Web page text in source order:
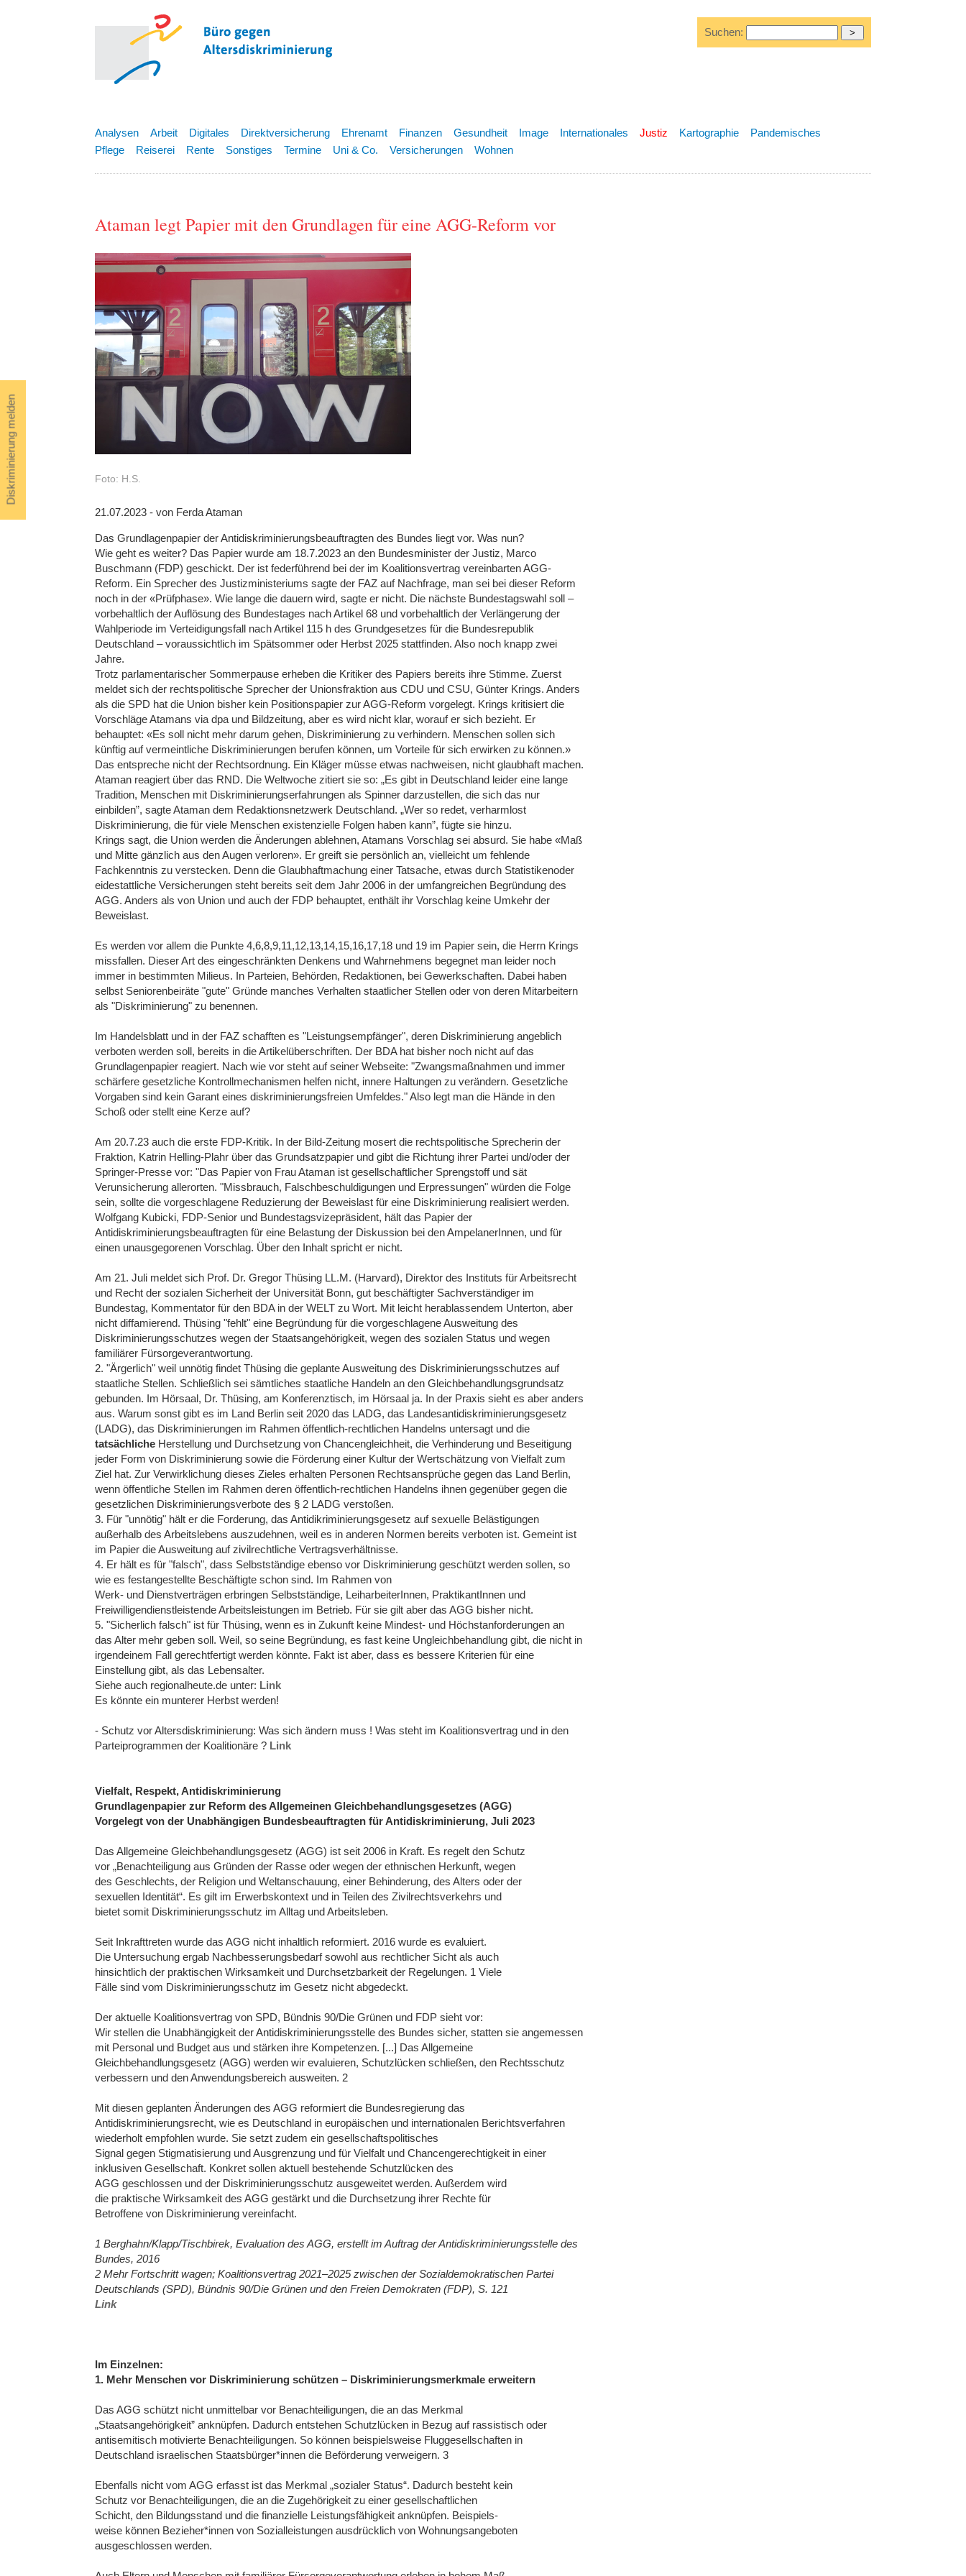
Diskriminierung melden
Suchen:
Analysen Arbeit Digitales Direktversicherung Ehrenamt Finanzen Gesundheit Image Internationales Justiz Kartographie
Pandemisches
Pflege
Reiserei Rente Sonstiges Termine Uni & Co. Versicherungen Wohnen
Ataman legt Papier mit den Grundlagen für eine AGG-Reform vor
Foto: H.S.
21.07.2023 - von Ferda Ataman
Das Grundlagenpapier der Antidiskriminierungsbeauftragten des Bundes liegt vor. Was nun?
Wie geht es weiter? Das Papier wurde am 18.7.2023 an den Bundesminister der Justiz, Marco
Buschmann (FDP) geschickt. Der ist federführend bei der im Koalitionsvertrag vereinbarten AGG-
Reform. Ein Sprecher des Justizministeriums sagte der FAZ auf Nachfrage, man sei bei dieser Reform
noch in der «Prüfphase». Wie lange die dauern wird, sagte er nicht. Die nächste Bundestagswahl soll –
vorbehaltlich der Auflösung des Bundestages nach Artikel 68 und vorbehaltlich der Verlängerung der
Wahlperiode im Verteidigungsfall nach Artikel 115 h des Grundgesetzes für die Bundesrepublik
Deutschland – voraussichtlich im Spätsommer oder Herbst 2025 stattfinden. Also noch knapp zwei
Jahre.
Trotz parlamentarischer Sommerpause erheben die Kritiker des Papiers bereits ihre Stimme. Zuerst
meldet sich der rechtspolitische Sprecher der Unionsfraktion aus CDU und CSU, Günter Krings. Anders
als die SPD hat die Union bisher kein Positionspapier zur AGG-Reform vorgelegt. Krings kritisiert die
Vorschläge Atamans via dpa und Bildzeitung, aber es wird nicht klar, worauf er sich bezieht. Er
behauptet: «Es soll nicht mehr darum gehen, Diskriminierung zu verhindern. Menschen sollen sich
künftig auf vermeintliche Diskriminierungen berufen können, um Vorteile für sich erwirken zu können.»
Das entspreche nicht der Rechtsordnung. Ein Kläger müsse etwas nachweisen, nicht glaubhaft machen.
Ataman reagiert über das RND. Die Weltwoche zitiert sie so: „Es gibt in Deutschland leider eine lange
Tradition, Menschen mit Diskriminierungserfahrungen als Spinner darzustellen, die sich das nur
einbilden”, sagte Ataman dem Redaktionsnetzwerk Deutschland. „Wer so redet, verharmlost
Diskriminierung, die für viele Menschen existenzielle Folgen haben kann”, fügte sie hinzu.
Krings sagt, die Union werden die Änderungen ablehnen, Atamans Vorschlag sei absurd. Sie habe «Maß
und Mitte gänzlich aus den Augen verloren». Er greift sie persönlich an, vielleicht um fehlende
Fachkenntnis zu verstecken. Denn die Glaubhaftmachung einer Tatsache, etwas durch Statistikenoder
eidestattliche Versicherungen steht bereits seit dem Jahr 2006 in der umfangreichen Begründung des
AGG. Anders als von Union und auch der FDP behauptet, enthält ihr Vorschlag keine Umkehr der
Beweislast.
Es werden vor allem die Punkte 4,6,8,9,11,12,13,14,15,16,17,18 und 19 im Papier sein, die Herrn Krings
missfallen. Dieser Art des eingeschränkten Denkens und Wahrnehmens begegnet man leider noch
immer in bestimmten Milieus. In Parteien, Behörden, Redaktionen, bei Gewerkschaften. Dabei haben
selbst Seniorenbeiräte "gute" Gründe manches Verhalten staatlicher Stellen oder von deren Mitarbeitern
als "Diskriminierung" zu benennen.
Im Handelsblatt und in der FAZ schafften es "Leistungsempfänger", deren Diskriminierung angeblich
verboten werden soll, bereits in die Artikelüberschriften. Der BDA hat bisher noch nicht auf das
Grundlagenpapier reagiert. Nach wie vor steht auf seiner Webseite: "Zwangsmaßnahmen und immer
schärfere gesetzliche Kontrollmechanismen helfen nicht, innere Haltungen zu verändern. Gesetzliche
Vorgaben sind kein Garant eines diskriminierungsfreien Umfeldes." Also legt man die Hände in den
Schoß oder stellt eine Kerze auf?
Am 20.7.23 auch die erste FDP-Kritik. In der Bild-Zeitung mosert die rechtspolitische Sprecherin der
Fraktion, Katrin Helling-Plahr über das Grundsatzpapier und gibt die Richtung ihrer Partei und/oder der
Springer-Presse vor: "Das Papier von Frau Ataman ist gesellschaftlicher Sprengstoff und sät
Verunsicherung allerorten. "Missbrauch, Falschbeschuldigungen und Erpressungen" würden die Folge
sein, sollte die vorgeschlagene Reduzierung der Beweislast für eine Diskriminierung realisiert werden.
Wolfgang Kubicki, FDP-Senior und Bundestagsvizepräsident, hält das Papier der
Antidiskriminierungsbeauftragten für eine Belastung der Diskussion bei den AmpelanerInnen, und für
einen unausgegorenen Vorschlag. Über den Inhalt spricht er nicht.
Am 21. Juli meldet sich Prof. Dr. Gregor Thüsing LL.M. (Harvard), Direktor des Instituts für Arbeitsrecht
und Recht der sozialen Sicherheit der Universität Bonn, gut beschäftigter Sachverständiger im
Bundestag, Kommentator für den BDA in der WELT zu Wort. Mit leicht herablassendem Unterton, aber
nicht diffamierend. Thüsing "fehlt" eine Begründung für die vorgeschlagene Ausweitung des
Diskriminierungsschutzes wegen der Staatsangehörigkeit, wegen des sozialen Status und wegen
familiärer Fürsorgeverantwortung.
2. "Ärgerlich" weil unnötig findet Thüsing die geplante Ausweitung des Diskriminierungsschutzes auf
staatliche Stellen. Schließlich sei sämtliches staatliche Handeln an den Gleichbehandlungsgrundsatz
gebunden. Im Hörsaal, Dr. Thüsing, am Konferenztisch, im Hörsaal ja. In der Praxis sieht es aber anders
aus. Warum sonst gibt es im Land Berlin seit 2020 das LADG, das Landesantidiskriminierungsgesetz
(LADG), das Diskriminierungen im Rahmen öffentlich-rechtlichen Handelns untersagt und die
tatsächliche Herstellung und Durchsetzung von Chancengleichheit, die Verhinderung und Beseitigung
jeder Form von Diskriminierung sowie die Förderung einer Kultur der Wertschätzung von Vielfalt zum
Ziel hat. Zur Verwirklichung dieses Zieles erhalten Personen Rechtsansprüche gegen das Land Berlin,
wenn öffentliche Stellen im Rahmen deren öffentlich-rechtlichen Handelns ihnen gegenüber gegen die
gesetzlichen Diskriminierungsverbote des § 2 LADG verstoßen.
3. Für "unnötig" hält er die Forderung, das Antidikriminierungsgesetz auf sexuelle Belästigungen
außerhalb des Arbeitslebens auszudehnen, weil es in anderen Normen bereits verboten ist. Gemeint ist
im Papier die Ausweitung auf zivilrechtliche Vertragsverhältnisse.
4. Er hält es für "falsch", dass Selbstständige ebenso vor Diskriminierung geschützt werden sollen, so
wie es festangestellte Beschäftigte schon sind. Im Rahmen von
Werk- und Dienstverträgen erbringen Selbstständige, LeiharbeiterInnen, PraktikantInnen und
Freiwilligendienstleistende Arbeitsleistungen im Betrieb. Für sie gilt aber das AGG bisher nicht.
5. "Sicherlich falsch" ist für Thüsing, wenn es in Zukunft keine Mindest- und Höchstanforderungen an
das Alter mehr geben soll. Weil, so seine Begründung, es fast keine Ungleichbehandlung gibt, die nicht in
irgendeinem Fall gerechtfertigt werden könnte. Fakt ist aber, dass es bessere Kriterien für eine
Einstellung gibt, als das Lebensalter.
Siehe auch regionalheute.de unter: Link
Es könnte ein munterer Herbst werden!
- Schutz vor Altersdiskriminierung: Was sich ändern muss ! Was steht im Koalitionsvertrag und in den
Parteiprogrammen der Koalitionäre ? Link
Vielfalt, Respekt, Antidiskriminierung
Grundlagenpapier zur Reform des Allgemeinen Gleichbehandlungsgesetzes (AGG)
Vorgelegt von der Unabhängigen Bundesbeauftragten für Antidiskriminierung, Juli 2023
Das Allgemeine Gleichbehandlungsgesetz (AGG) ist seit 2006 in Kraft. Es regelt den Schutz
vor „Benachteiligung aus Gründen der Rasse oder wegen der ethnischen Herkunft, wegen
des Geschlechts, der Religion und Weltanschauung, einer Behinderung, des Alters oder der
sexuellen Identität“. Es gilt im Erwerbskontext und in Teilen des Zivilrechtsverkehrs und
bietet somit Diskriminierungsschutz im Alltag und Arbeitsleben.
Seit Inkrafttreten wurde das AGG nicht inhaltlich reformiert. 2016 wurde es evaluiert.
Die Untersuchung ergab Nachbesserungsbedarf sowohl aus rechtlicher Sicht als auch
hinsichtlich der praktischen Wirksamkeit und Durchsetzbarkeit der Regelungen. 1 Viele
Fälle sind vom Diskriminierungsschutz im Gesetz nicht abgedeckt.
Der aktuelle Koalitionsvertrag von SPD, Bündnis 90/Die Grünen und FDP sieht vor:
Wir stellen die Unabhängigkeit der Antidiskriminierungsstelle des Bundes sicher, statten sie angemessen
mit Personal und Budget aus und stärken ihre Kompetenzen. [...] Das Allgemeine
Gleichbehandlungsgesetz (AGG) werden wir evaluieren, Schutzlücken schließen, den Rechtsschutz
verbessern und den Anwendungsbereich ausweiten. 2
Mit diesen geplanten Änderungen des AGG reformiert die Bundesregierung das
Antidiskriminierungsrecht, wie es Deutschland in europäischen und internationalen Berichtsverfahren
wiederholt empfohlen wurde. Sie setzt zudem ein gesellschaftspolitisches
Signal gegen Stigmatisierung und Ausgrenzung und für Vielfalt und Chancengerechtigkeit in einer
inklusiven Gesellschaft. Konkret sollen aktuell bestehende Schutzlücken des
AGG geschlossen und der Diskriminierungsschutz ausgeweitet werden. Außerdem wird
die praktische Wirksamkeit des AGG gestärkt und die Durchsetzung ihrer Rechte für
Betroffene von Diskriminierung vereinfacht.
1 Berghahn/Klapp/Tischbirek, Evaluation des AGG, erstellt im Auftrag der Antidiskriminierungsstelle des
Bundes, 2016
2 Mehr Fortschritt wagen; Koalitionsvertrag 2021–2025 zwischen der Sozialdemokratischen Partei
Deutschlands (SPD), Bündnis 90/Die Grünen und den Freien Demokraten (FDP), S. 121
Link
Im Einzelnen:
1. Mehr Menschen vor Diskriminierung schützen – Diskriminierungsmerkmale erweitern
Das AGG schützt nicht unmittelbar vor Benachteiligungen, die an das Merkmal
„Staatsangehörigkeit” anknüpfen. Dadurch entstehen Schutzlücken in Bezug auf rassistisch oder
antisemitisch motivierte Benachteiligungen. So können beispielsweise Fluggesellschaften in
Deutschland israelischen Staatsbürger*innen die Beförderung verweigern. 3
Ebenfalls nicht vom AGG erfasst ist das Merkmal „sozialer Status“. Dadurch besteht kein
Schutz vor Benachteiligungen, die an die Zugehörigkeit zu einer gesellschaftlichen
Schicht, den Bildungsstand und die finanzielle Leistungsfähigkeit anknüpfen. Beispiels-
weise können Bezieher*innen von Sozialleistungen ausdrücklich von Wohnungsangeboten
ausgeschlossen werden.